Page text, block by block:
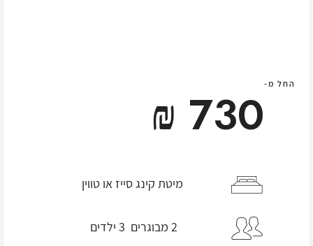
החל מ-
730 ₪
מיטת קינג סייז או טווין
2 מבוגרים 3 ילדים